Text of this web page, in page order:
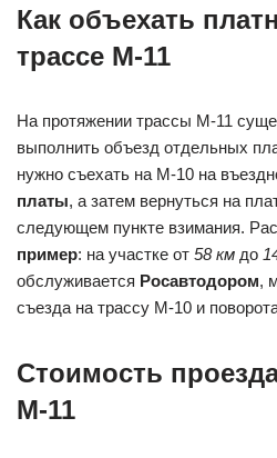
Как объехать
трассе М-11
На протяжении трассы М-11
выполнить объезд отдельных
нужно съехать на М-10 на
платы, а затем вернуться на
следующем пункте взимания.
пример: на участке от 58 км до
обслуживается Росавтодором,
съезда на трассу М-10 и
Стоимость
М-11